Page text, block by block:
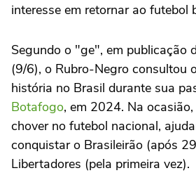
interesse em retornar ao futebol
Segundo o "ge", em publicação
(9/6), o Rubro-Negro consultou
história no Brasil durante sua
Botafogo, em 2024. Na
chover no futebol nacional,
conquistar o Brasileirão (após
Libertadores (pela primeira vez).